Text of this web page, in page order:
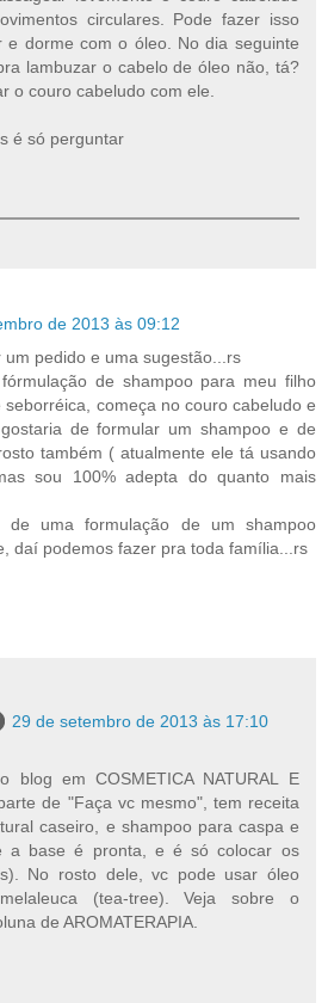
circulares. Pode fazer isso
e dorme com o óleo. No dia seguinte
lambuzar o cabelo de óleo não, tá?
o couro cabeludo com ele.
é só perguntar
de 2013 às 09:12
um pedido e uma sugestão...rs
de shampoo para meu filho
começa no couro cabeludo e
de formular um shampoo e de
também ( atualmente ele tá usando
sou 100% adepta do quanto mais
uma formulação de um shampoo
daí podemos fazer pra toda família...rs
29 de setembro de 2013 às 17:10
blog em COSMETICA NATURAL E
de "Faça vc mesmo", tem receita
caseiro, e shampoo para caspa e
a base é pronta, e é só colocar os
No rosto dele, vc pode usar óleo
(tea-tree). Veja sobre o
de AROMATERAPIA.